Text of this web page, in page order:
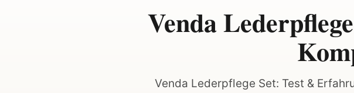
Venda
Venda Lederpflege Set: Test &